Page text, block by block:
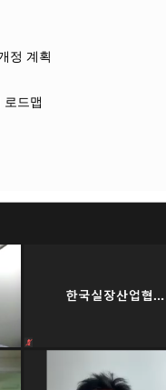
정 계획
드맵